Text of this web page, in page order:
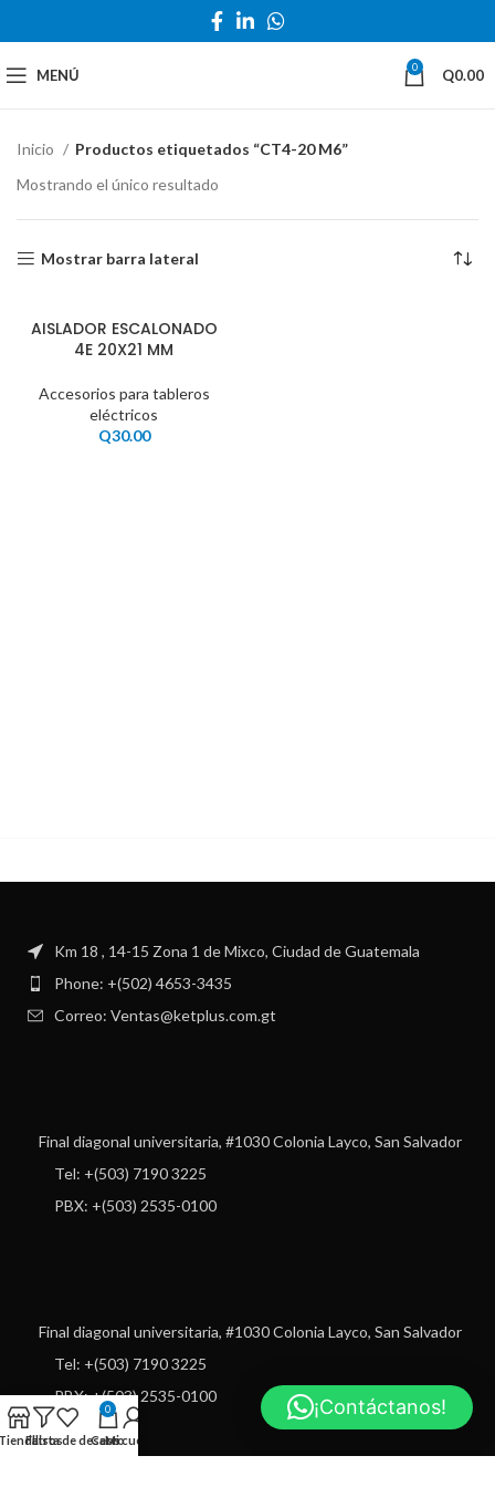
MENÚ 0 Q0.00
Inicio
Productos etiquetados “CT4-20 M6”
Mostrando el único resultado
Mostrar barra lateral
AISLADOR ESCALONADO
4E 20X21 MM
Accesorios para tableros
eléctricos
Q30.00
Km 18 , 14-15 Zona 1 de Mixco, Ciudad de Guatemala
Phone: +(502) 4653-3435
Correo: Ventas@ketplus.com.gt
Final diagonal universitaria, #1030 Colonia Layco, San Salvador
Tel: +(503) 7190 3225
PBX: +(503) 2535-0100
Final diagonal universitaria, #1030 Colonia Layco, San Salvador
Tel: +(503) 7190 3225
PBX: +(503) 2535-0100
Filtros
Lista de deseos
0
Carro
Mi cuenta
¡Contáctanos!